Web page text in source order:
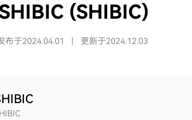
(SHIBIC)
布于2024.04.01 更新于2024.12.03